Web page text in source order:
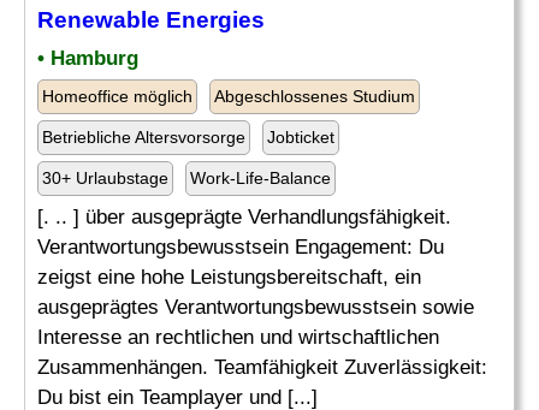
Renewable Energies
• Hamburg
Homeoffice möglich Abgeschlossenes Studium
Betriebliche Altersvorsorge Jobticket
30+ Urlaubstage Work-Life-Balance
[. .. ] über ausgeprägte Verhandlungsfähigkeit.
Verantwortungsbewusstsein Engagement: Du
zeigst eine hohe Leistungsbereitschaft, ein
ausgeprägtes Verantwortungsbewusstsein sowie
Interesse an rechtlichen und wirtschaftlichen
Zusammenhängen. Teamfähigkeit Zuverlässigkeit:
Du bist ein Teamplayer und [...]